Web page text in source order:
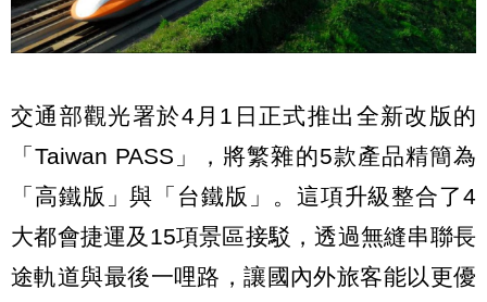
交通部觀光署於4月1日正式推出全新改版的
「Taiwan PASS」，將繁雜的5款產品精簡為
「高鐵版」與「台鐵版」。這項升級整合了4
大都會捷運及15項景區接駁，透過無縫串聯長
途軌道與最後一哩路，讓國內外旅客能以更優